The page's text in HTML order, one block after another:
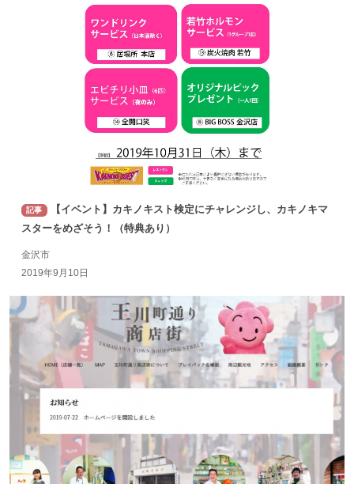
記事
【イベント】カキノキスト検定にチャレンジし、カキノキマ
スターをめざそう！（特典あり）
金沢市
2019年9月10日